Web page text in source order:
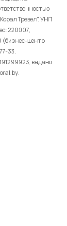
Тревел". УНП
220007,
(бизнес-центр
33.
выдано